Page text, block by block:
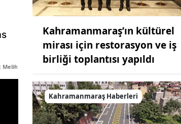
Meliha Şeyda Reis
Kahramanmaraş’ın kültürel
mirası için restorasyon ve iş
birliği toplantısı yapıldı
Kahramanmaraş Haberleri